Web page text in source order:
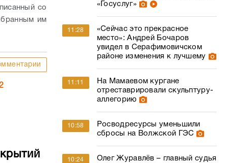
со
им
«Госуслуг»
11:28
«Сейчас это прекрасное
место»: Андрей Бочаров
увидел в Серафимовичском
районе изменения к лучшему
11:11
На Мамаевом кургане
отреставрировали скульптуру-
аллегорию
10:58
Росводресурсы уменьшили
сбросы на Волжской ГЭС
10:24
Олег Журавлёв – главный судья